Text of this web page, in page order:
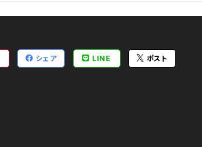
シェア LINE ポスト